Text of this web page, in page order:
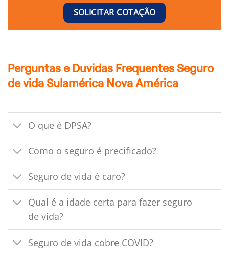
SOLICITAR COTAÇÃO
Perguntas e Duvidas Frequentes Seguro
de vida Sulamérica Nova América
O que é DPSA?
Como o seguro é precificado?
Seguro de vida é caro?
Qual é a idade certa para fazer seguro
de vida?
Seguro de vida cobre COVID?